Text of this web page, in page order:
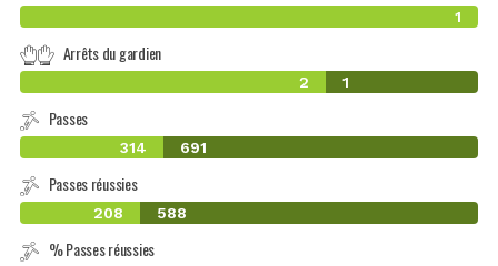
1
Arrêts du gardien
2 1
Passes
314 691
Passes réussies
208 588
% Passes réussies